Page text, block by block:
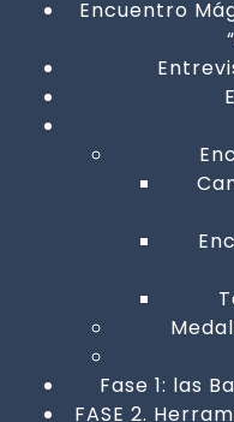
Encuentro
Fase 1: las
FASE 2.